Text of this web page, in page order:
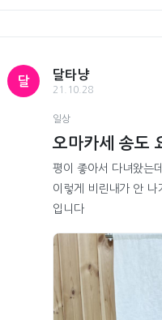
달
달타냥
21.10.28
일상
오마카세 송도
평이 좋아서 다녀왔는
이렇게 비린내가 안 나
입니다